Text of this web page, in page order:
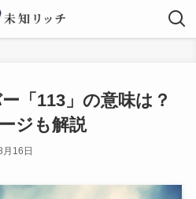
「113」の意味は？
ジも解説
16日